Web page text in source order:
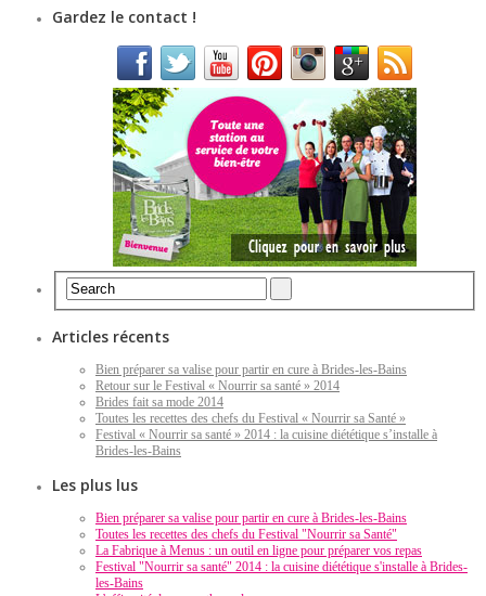
Gardez le contact !
Articles récents
Bien préparer sa valise pour partir en cure à Brides-les-Bains
Retour sur le Festival « Nourrir sa santé » 2014
Brides fait sa mode 2014
Toutes les recettes des chefs du Festival « Nourrir sa Santé »
Festival « Nourrir sa santé » 2014 : la cuisine diététique s’installe à
Brides-les-Bains
Les plus lus
Bien préparer sa valise pour partir en cure à Brides-les-Bains
Toutes les recettes des chefs du Festival "Nourrir sa Santé"
La Fabrique à Menus : un outil en ligne pour préparer vos repas
Festival "Nourrir sa santé" 2014 : la cuisine diététique s'installe à Brides-
les-Bains